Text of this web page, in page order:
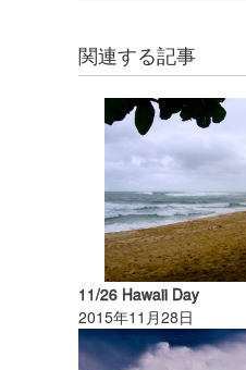
関連する記事
11/26 Hawaii Day
2015年11月28日